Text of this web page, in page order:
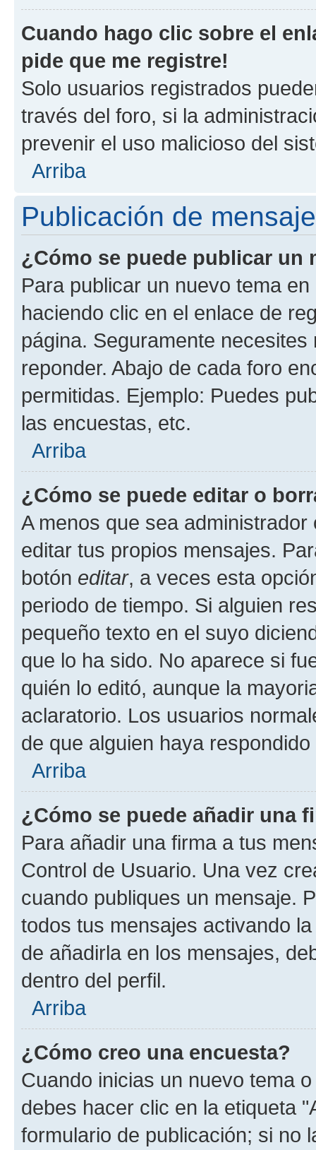
Cuando hago clic sobre el
pide que me registre!
Solo usuarios registrados
través del foro, si la
prevenir el uso malicioso del
Arriba
Publicación de
¿Cómo se puede publicar un
Para publicar un nuevo tema
haciendo clic en el enlace de
página. Seguramente
reponder. Abajo de cada foro
permitidas. Ejemplo: Puedes
las encuestas, etc.
Arriba
¿Cómo se puede editar o
A menos que sea
editar tus propios mensajes.
botón editar, a veces esta
periodo de tiempo. Si alguien
pequeño texto en el suyo
que lo ha sido. No aparece si
quién lo editó, aunque la
aclaratorio. Los usuarios
de que alguien haya
Arriba
¿Cómo se puede añadir una
Para añadir una firma a tus
Control de Usuario. Una vez
cuando publiques un mensaje.
todos tus mensajes activando
de añadirla en los mensajes,
dentro del perfil.
Arriba
¿Cómo creo una encuesta?
Cuando inicias un nuevo tema
debes hacer clic en la etiqueta
formulario de publicación; si no